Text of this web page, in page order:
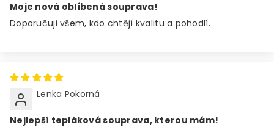
Moje nová oblíbená souprava!
Doporučuji všem, kdo chtějí kvalitu a pohodlí.
Lenka Pokorná
Nejlepší tepláková souprava, kterou mám!